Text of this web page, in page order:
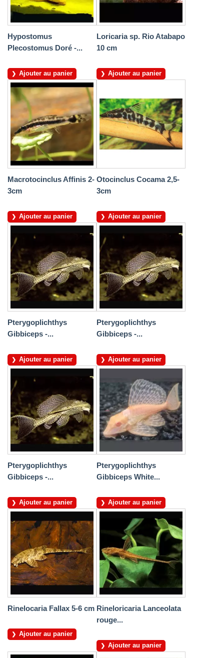
Hypostomus
Plecostomus Doré -...
Ajouter au panier
Loricaria sp. Rio Atabapo
10 cm
Ajouter au panier
Macrotocinclus Affinis 2-
3cm
Ajouter au panier
Otocinclus Cocama 2,5-
3cm
Ajouter au panier
Pterygoplichthys
Gibbiceps -...
Ajouter au panier
Pterygoplichthys
Gibbiceps -...
Ajouter au panier
Pterygoplichthys
Gibbiceps -...
Ajouter au panier
Pterygoplichthys
Gibbiceps White...
Ajouter au panier
Rinelocaria Fallax 5-6 cm
Ajouter au panier
Rineloricaria Lanceolata
rouge...
Ajouter au panier